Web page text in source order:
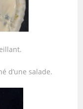
d’une salade.